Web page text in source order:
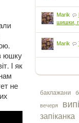
Marik
шишки,
Marik
баклажани
вечеря
запіканка
юшку
І як
не